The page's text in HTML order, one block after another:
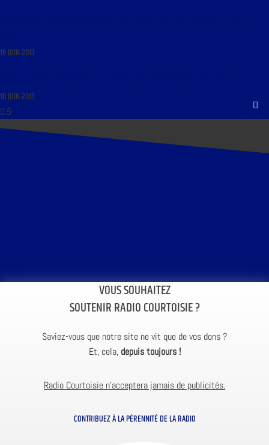
16 JUIN 2013
18 JUIN 2013
VOUS SOUHAITEZ
SOUTENIR RADIO COURTOISIE ?
Saviez-vous que notre site ne vit que de vos dons ?
Et, cela, depuis toujours !
Radio Courtoisie n’acceptera jamais de publicités.
CONTRIBUEZ À LA PÉRENNITÉ DE LA RADIO